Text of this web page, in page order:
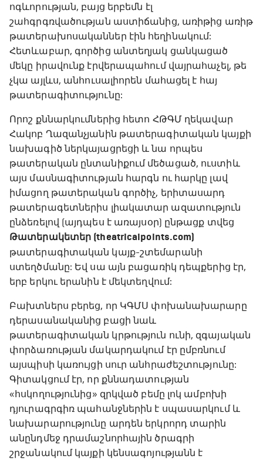
ոգևորության, բայց երբեմն էլ
շահգրգռվածության աստիճանից, առիթից առիթ
թատերախոսականներ էին հեղինակում:
Հետևաբար, գործից անտեղյակ ցանկացած
մեկը իրավունք էրվերապահում վայրահաչել, թե
չկա այլևս, անհուսալիորեն մահացել է հայ
թատերագիտությունը:
Որոշ քննարկումներից հետո ՀԹԳՄ ղեկավար
Հակոբ Ղազանչյանին թատերագիտական կայքի
նախագիծ ներկայացրեցի և նա որպես
թատերական ընտանիքում մեծացած, ուստիև
այս մասնագիտության հարգն ու հարկը լավ
իմացող թատերական գործիչ, երիտասարդ
թատերագետներիս լիակատար ազատություն
ընձեռելով (այդպես է առայսօր) ընթացք տվեց
Թատերակետեր (theatricalpoints.com)
թատերագիտական կայք-շտեմարանի
ստեղծմանը: Եվ սա այն բացառիկ դեպքերից էր,
երբ երկու երանին է մեկտեղվում:
Բախտներս բերեց, որ ԿԳՄՍ փոխանախարարը
դերասանականից բացի նաև
թատերագիտական կրթություն ունի, զգայական
փորձառության մակարդակում էր ըմբռնում
այսպիսի կառույցի սուր անհրաժեշտությունը:
Գիտակցում էր, որ քննադատության
«հսկողությունից» զրկված բեմը լոկ ամբոխի
դյուրագրգիռ պահանջներին է սպասարկում և
նախարարությունը արդեն երկրորդ տարին
անընդմեջ դրամաշնորհային ծրագրի
շրջանակում կայքի կենսագոյությանն է